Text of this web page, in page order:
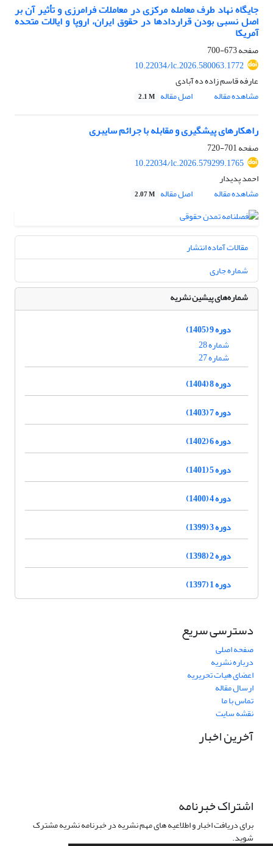
جایگاه نهاد طرف معامله مرکزی در معاملات فرامرزی و تأثیر آن بر
اصل نسبی بودن قراردادها در حقوق ایران، اروپا و ایالات متحده
آمریکا
صفحه673-700
10.22034/lc.2026.580063.1772
عارفه قاسم زاده ده آبادی
مشاهده مقاله
اصل مقاله 2.1 M
راهکارهای پیشگیری و مقابله با جرائم سایبری
صفحه701-720
10.22034/lc.2026.579299.1765
احمد پدیدار
مشاهده مقاله
اصل مقاله 2.07 M
مقالات آماده انتشار
شماره جاری
شماره‌های پیشین نشریه
دوره 9 (1405)
شماره 28
شماره 27
دوره 8 (1404)
دوره 7 (1403)
دوره 6 (1402)
دوره 5 (1401)
دوره 4 (1400)
دوره 3 (1399)
دوره 2 (1398)
دوره 1 (1397)
دسترسی سریع
صفحه اصلی
درباره نشریه
اعضای هیات تحریریه
ارسال مقاله
تماس با ما
نقشه سایت
آخرین اخبار
اشتراک خبرنامه
برای دریافت اخبار و اطلاعیه های مهم نشریه در خبرنامه نشریه مشترک
شوید.